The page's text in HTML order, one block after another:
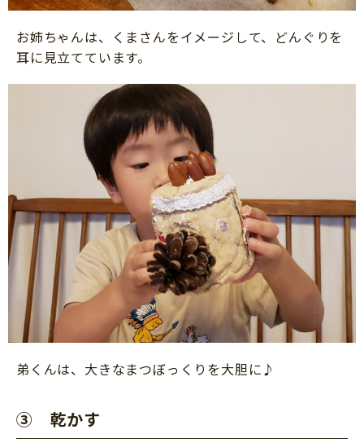
お姉ちゃんは、くまさんをイメージして、どんぐりを
耳に見立てています。
弟くんは、大きなまつぼっくりを大胆に♪
③ 乾かす